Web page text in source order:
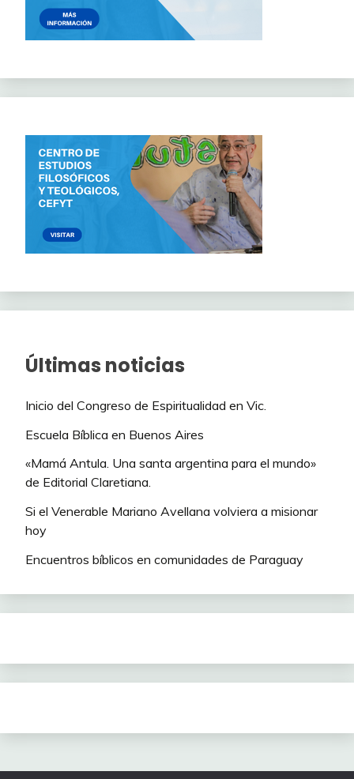
Últimas noticias
Inicio del Congreso de Espiritualidad en Vic.
Escuela Bíblica en Buenos Aires
«Mamá Antula. Una santa argentina para el mundo»
de Editorial Claretiana.
Si el Venerable Mariano Avellana volviera a misionar
hoy
Encuentros bíblicos en comunidades de Paraguay